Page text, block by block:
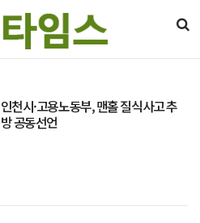
인천시·고용노동부, 맨홀 질식사고 추
방 공동선언